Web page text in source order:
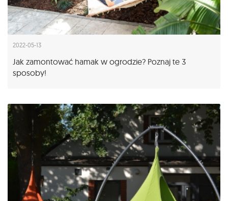
2022-05-13
Jak zamontować hamak w ogrodzie? Poznaj te 3
sposoby!